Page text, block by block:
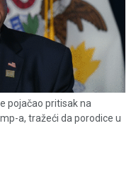
pojačao pritisak na
a, tražeći da porodice u